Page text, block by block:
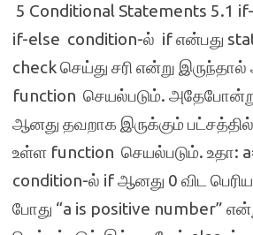
5 Conditional Statements 5.1
if-else condition-ல் if என்பது
check செய்து சரி என்று
function செயல்படும்.
ஆனது தவறாக இருக்கும்
உள்ள function செயல்படும். உதா:
condition-ல் if ஆனது 0 விட
போது “a is positive number”